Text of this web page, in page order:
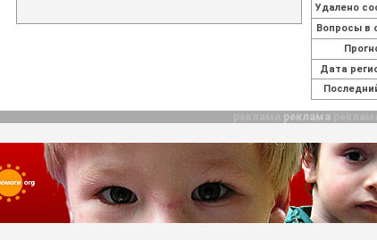
Удалено
Вопросы в
Дата
реклама